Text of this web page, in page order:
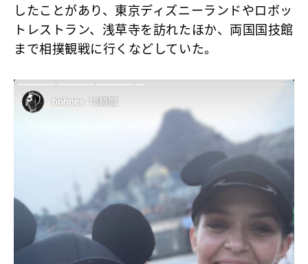
したことがあり、東京ディズニーランドやロボッ
トレストラン、浅草寺を訪れたほか、両国国技館
まで相撲観戦に行くなどしていた。